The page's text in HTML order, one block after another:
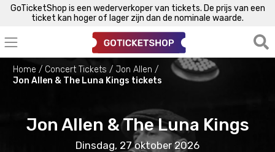
GoTicketShop is een wederverkoper van tickets. De prijs van een
ticket kan hoger of lager zijn dan de nominale waarde.
Home Concert Tickets
Jon Allen
Jon Allen & The Luna Kings tickets
Jon Allen & The Luna Kings
Dinsdag, 27 oktober 2026